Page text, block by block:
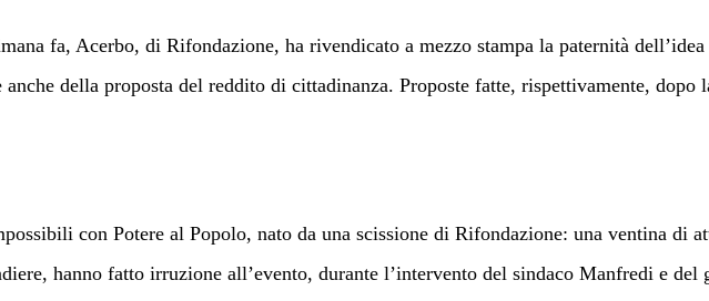
fa, Acerbo, di Rifondazione, ha rivendicato a mezzo stampa la paternità
della proposta del reddito di cittadinanza. Proposte fatte, rispettivamente, dopo
con Potere al Popolo, nato da una scissione di Rifondazione: una ventina di
hanno fatto irruzione all’evento, durante l’intervento del sindaco Manfredi e